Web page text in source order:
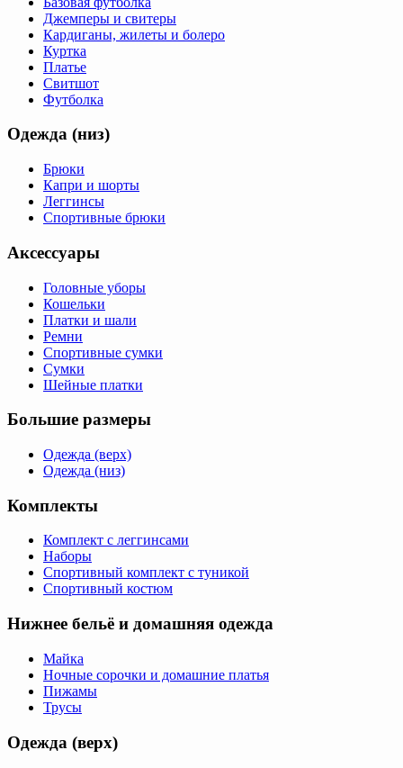
Джемперы и свитеры
Кардиганы, жилеты и болеро
Куртка
Платье
Свитшот
Футболка
Одежда (низ)
Брюки
Капри и шорты
Леггинсы
Спортивные брюки
Аксессуары
Головные уборы
Кошельки
Платки и шали
Ремни
Спортивные сумки
Сумки
Шейные платки
Большие размеры
Одежда (верх)
Одежда (низ)
Комплекты
Комплект с леггинсами
Наборы
Спортивный комплект с туникой
Спортивный костюм
Нижнее бельё и домашняя одежда
Майка
Ночные сорочки и домашние платья
Пижамы
Трусы
Одежда (верх)